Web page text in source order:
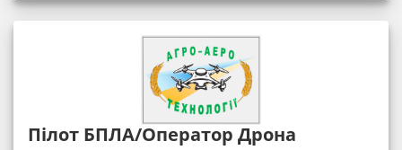
Пілот БПЛА/Оператор Дрона